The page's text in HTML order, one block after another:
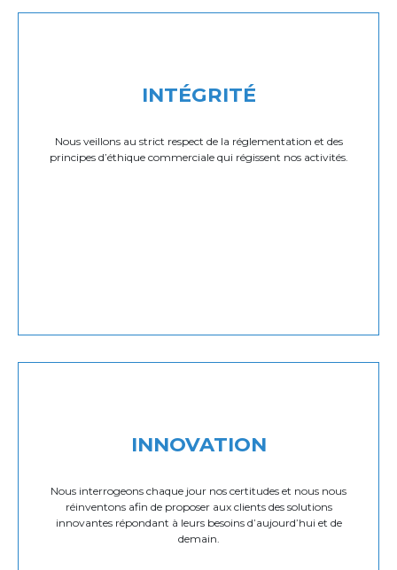
INTÉGRITÉ
Nous veillons au strict respect de la réglementation et des
principes d’éthique commerciale qui régissent nos activités.
INNOVATION
Nous interrogeons chaque jour nos certitudes et nous nous
réinventons afin de proposer aux clients des solutions
innovantes répondant à leurs besoins d’aujourd’hui et de
demain.